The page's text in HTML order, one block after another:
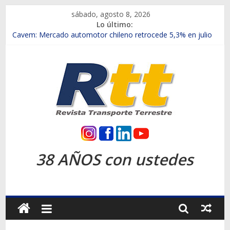
contenido
sábado, agosto 8, 2026
Lo último:
Chile es el primer mercado internacional en lanzar la nueva
Salfa suma vehículos electrificados de Chevrolet en el Biobío
Samex amplía su red con nuevas sucursales en Rancagua y
SINOTRUK Pick-ups presentó la recién estrenada Bolden en
la Expo Compras Públicas 2026
Revista
Transporte
Terrestre
38 AÑOS con ustedes